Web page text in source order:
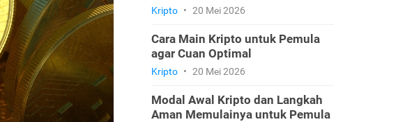
Kripto • 20 Mei 2026
Cara Main Kripto untuk Pemula
agar Cuan Optimal
Kripto • 20 Mei 2026
Modal Awal Kripto dan Langkah
Aman Memulainya untuk Pemula